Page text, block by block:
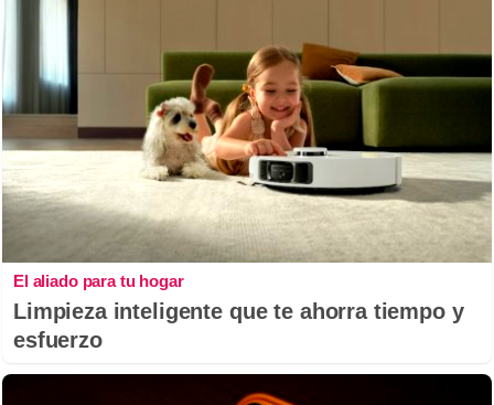
El aliado para tu hogar
Limpieza inteligente que te ahorra tiempo y
esfuerzo